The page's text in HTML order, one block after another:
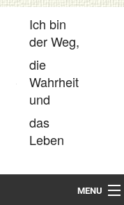
Ich bin
der Weg,
die
Wahrheit
und
das
Leben
MENU